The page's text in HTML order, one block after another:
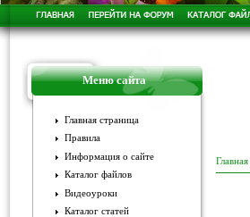
Меню сайта
Главная страница
Правила
Информация о сайте
Каталог файлов
Видеоуроки
Каталог статей
Главная